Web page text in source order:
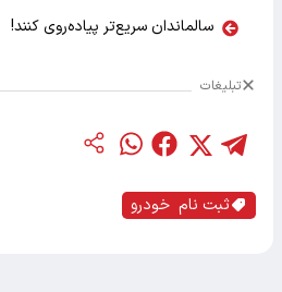
سالماندان سریع‌تر پیاده‌روی کنند!
تبلیغات
ثبت نام خودرو